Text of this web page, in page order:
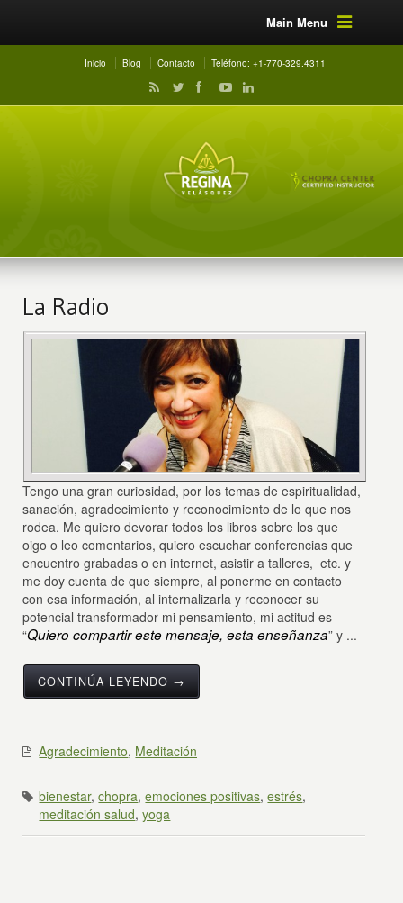
Main Menu
Inicio Blog Contacto Teléfono: +1-770-329.4311
La Radio
Tengo una gran curiosidad, por los temas de espiritualidad,
sanación, agradecimiento y reconocimiento de lo que nos
rodea. Me quiero devorar todos los libros sobre los que
oigo o leo comentarios, quiero escuchar conferencias que
encuentro grabadas o en internet, asistir a talleres, etc. y
me doy cuenta de que siempre, al ponerme en contacto
con esa información, al internalizarla y reconocer su
potencial transformador mi pensamiento, mi actitud es
“Quiero compartir este mensaje, esta enseñanza” y ...
CONTINÚA LEYENDO →
Agradecimiento, Meditación
bienestar,chopra,emociones positivas,estrés,
meditación salud,yoga